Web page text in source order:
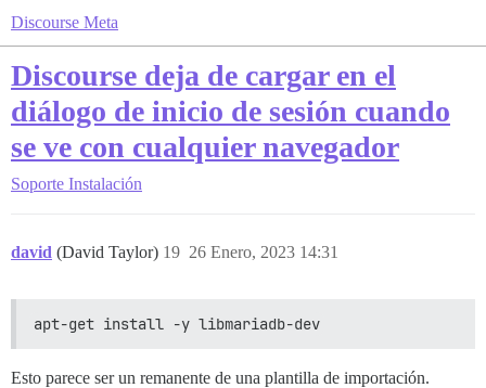
Discourse Meta
Discourse deja de cargar en el
diálogo de inicio de sesión cuando
se ve con cualquier navegador
Soporte Instalación
david (David Taylor) 26 Enero, 2023 14:31
19
apt-get install -y libmariadb-dev
Esto parece ser un remanente de una plantilla de importación.